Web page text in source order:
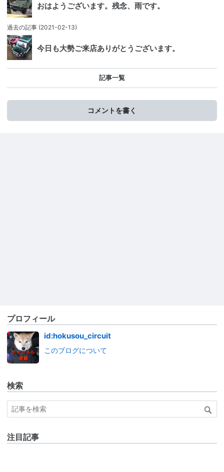
おはようございます。残念、雨です。
過去の記事 (2021-02-13)
今日も大勢ご来店ありがとうございます。
記事一覧
コメントを書く
プロフィール
id:hokusou_circuit
このブログについて
検索
注目記事